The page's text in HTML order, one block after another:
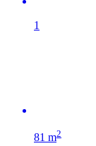
1
81 m2